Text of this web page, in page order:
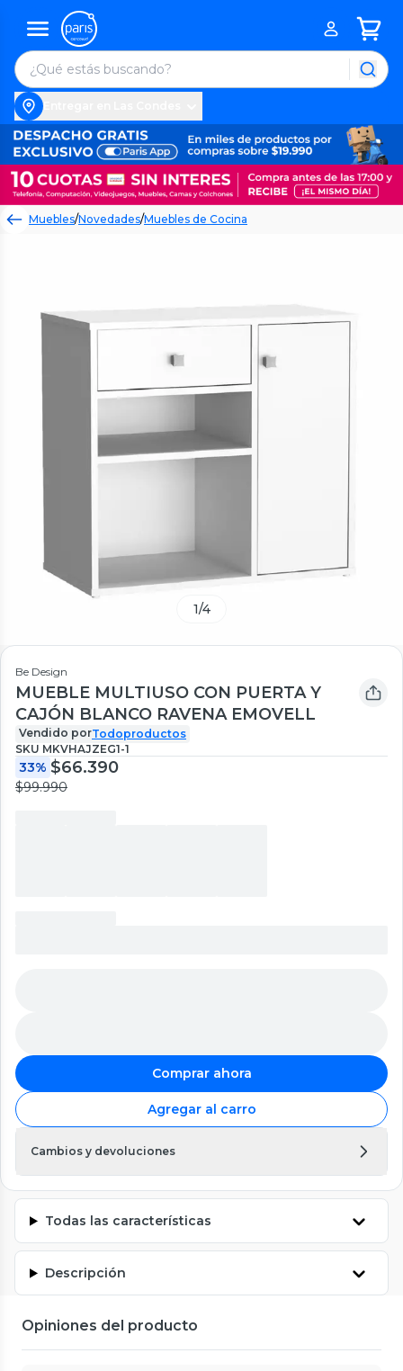
Muebles/Novedades/Muebles de Cocina
1/4
Be Design
MUEBLE MULTIUSO CON PUERTA Y
CAJÓN BLANCO RAVENA EMOVELL
Vendido porTodoproductos
SKU MKVHAJZEG1-1
33% $66.390
$99.990
Comprar ahora
Agregar al carro
Cambios y devoluciones
Todas las características
Descripción
Opiniones del producto